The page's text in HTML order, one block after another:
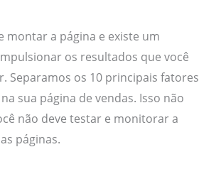
montar a página e existe um
os resultados que você
Separamos os 10 principais fatores
sua página de vendas. Isso não
não deve testar e monitorar a
páginas.